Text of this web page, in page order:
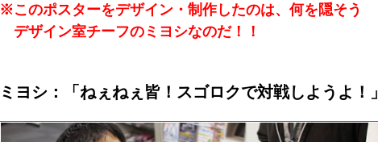
※このポスターをデザイン・制作したのは、何を隠そう
デザイン室チーフのミヨシなのだ！！
ミヨシ：「ねぇねぇ皆！スゴロクで対戦しようよ！」